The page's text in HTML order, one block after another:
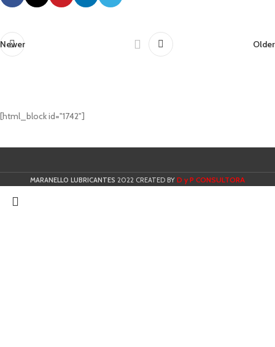
Newer Older
[html_block id="1742"]
MARANELLO LUBRICANTES 2022 CREATED BY D y P CONSULTORA